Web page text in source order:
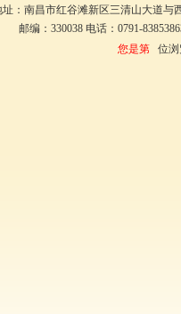
址：南昌市红谷滩新区三清山大道与
邮编：330038 电话：0791-
您是第位